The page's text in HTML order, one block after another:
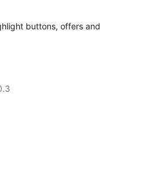
buttons, offers and